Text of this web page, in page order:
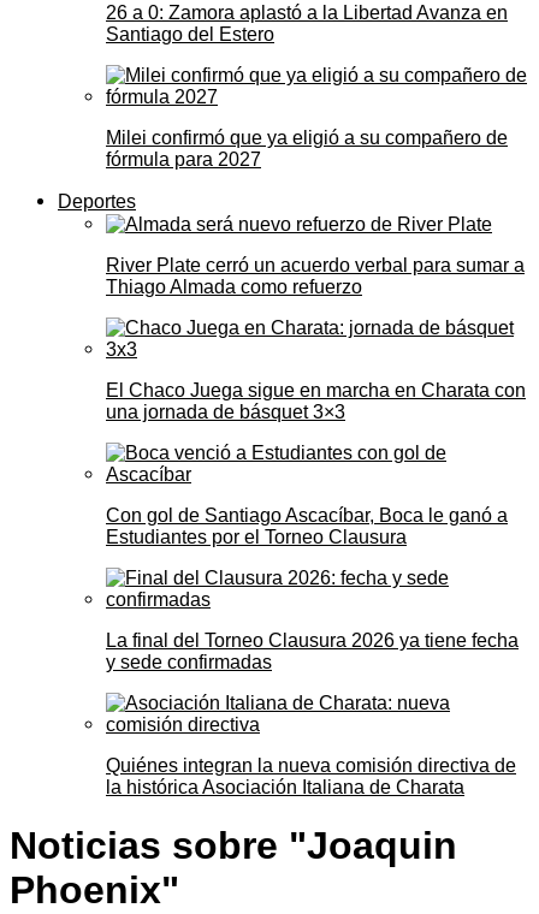
26 a 0: Zamora aplastó a la Libertad Avanza en
Santiago del Estero
Milei confirmó que ya eligió a su compañero de
fórmula para 2027
Deportes
River Plate cerró un acuerdo verbal para sumar a
Thiago Almada como refuerzo
El Chaco Juega sigue en marcha en Charata con
una jornada de básquet 3×3
Con gol de Santiago Ascacíbar, Boca le ganó a
Estudiantes por el Torneo Clausura
La final del Torneo Clausura 2026 ya tiene fecha
y sede confirmadas
Quiénes integran la nueva comisión directiva de
la histórica Asociación Italiana de Charata
Noticias sobre "Joaquin
Phoenix"